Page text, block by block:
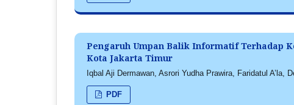
Pengaruh Umpan Balik Informatif Terhadap
Kota Jakarta Timur
Iqbal Aji Dermawan, Asrori Yudha Prawira, Faridatul A’la,
PDF